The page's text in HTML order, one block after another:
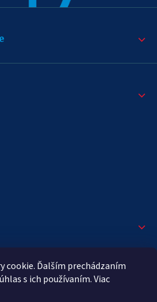
cookie. Ďalším prechádzaním
s ich používaním. Viac